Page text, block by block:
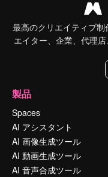
最高のクリエイティブ
エイター、企業、代理
製品
Spaces
AI アシスタント
AI 画像生成ツール
AI 動画生成ツール
AI 音声合成ツール